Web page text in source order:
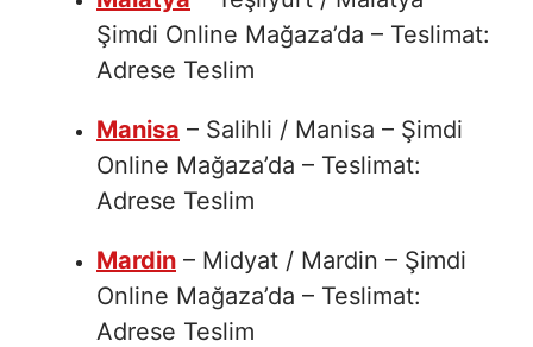
Şimdi Online Mağaza’da – Teslimat:
Adrese Teslim
Manisa – Salihli / Manisa – Şimdi
Online Mağaza’da – Teslimat:
Adrese Teslim
Mardin – Midyat / Mardin – Şimdi
Online Mağaza’da – Teslimat:
Adrese Teslim